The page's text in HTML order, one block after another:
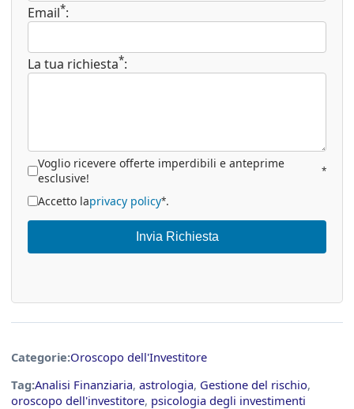
Email*:
La tua richiesta*:
Voglio ricevere offerte imperdibili e anteprime
esclusive!
*
Accetto laprivacy policy*.
Invia Richiesta
Categorie:Oroscopo dell'Investitore
Tag:Analisi Finanziaria, astrologia, Gestione del rischio,
oroscopo dell'investitore, psicologia degli investimenti